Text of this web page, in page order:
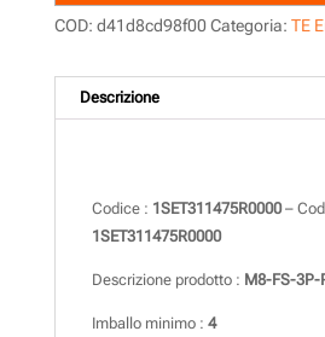
COD: d41d8cd98f00 Categoria: TE
Descrizione
Codice : 1SET311475R0000–
1SET311475R0000
Descrizione prodotto : M8-FS-3P-
Imballo minimo : 4